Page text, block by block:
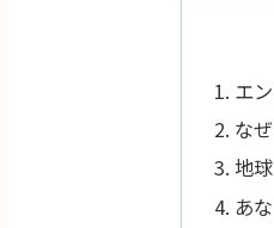
エ
な
地
あ